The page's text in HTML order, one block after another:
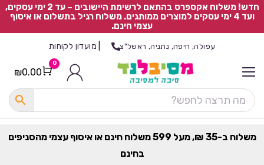
חדש! משלוח אקספרס בהתאם לרשימת היישובים – עד 2 ימי עסקים,
ועד 4 ימי עסקים למוצרים ממותגים. משלוח רגיל בתשלום או איסוף
עצמי חינם.
עפולה, חיפה, נתניה, ראשל"צ מועדון לקוחות
Cart
0
₪0.00
משלוח ב-35 ₪, מעל 599 משלוח חינם או איסוף עצמי מהסניפים
בחינם